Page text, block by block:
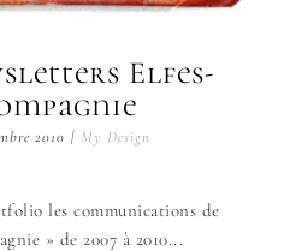
Elfes-
2010 | My Design
les communications de
» de 2007 à 2010...